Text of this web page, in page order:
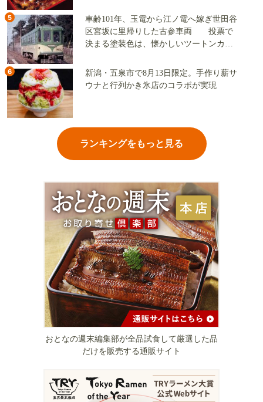
5
車齢101年、玉電から江ノ電へ嫁ぎ世田谷
区宮坂に里帰りした古参車両 投票で
決まる塗装色は、懐かしいツートンカラ
6
新潟・五泉市で8月13日限定。手作り薪サ
ウナと行列かき氷店のコラボが実現
ランキングをもっと見る
おとなの週末編集部が全品試食して厳選した品
だけを販売する通販サイト